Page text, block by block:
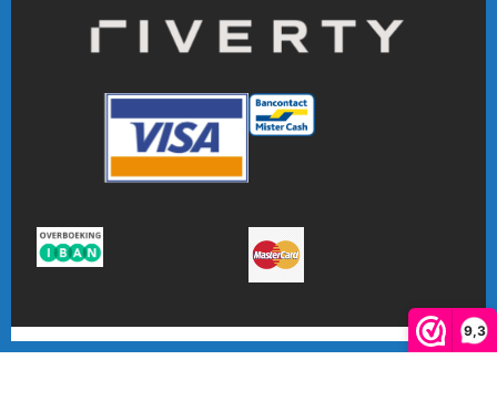
9,3